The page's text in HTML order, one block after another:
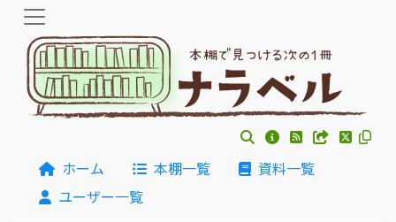
ホーム 本棚一覧
資料一覧
ユーザー一覧